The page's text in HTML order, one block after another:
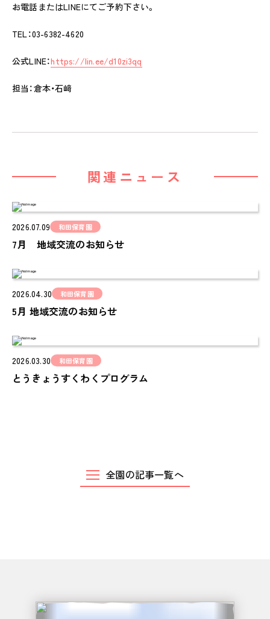
VOICE
お知らせ
ピノキオチャンネル
お問い合わせ
CONTACT
お電話またはLINEにてご予約下さい。
TEL：03-6382-4620
公式LINE：https://lin.ee/d10zi3qq
担当：倉本・石﨑
関連ニュース
2026.07.09 和田保育園
7月 地域交流のお知らせ
2026.04.30 和田保育園
5月 地域交流のお知らせ
2026.03.30 和田保育園
とうきょうすくわくプログラム
全園の記事一覧へ